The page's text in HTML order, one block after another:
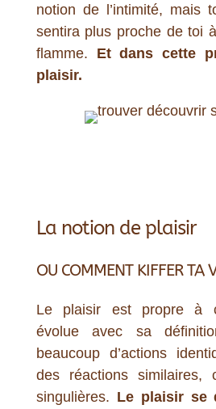
notion de l’intimité, mais
sentira plus proche de toi
flamme. Et dans cette
plaisir.
La notion de plaisir
OU COMMENT KIFFER TA
Le plaisir est propre à
évolue avec sa
beaucoup d’actions
des réactions similaires,
singulières. Le plaisir se